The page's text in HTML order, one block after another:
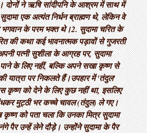
दोनों ने ऋषि सांदीपनि के आश्रम में साथ में
एक अत्यंत निर्धन ब्राह्मण थे, लेकिन वे
के परम भक्त थे। ​2. सुदामा चरित के
की कथा कई भावनात्मक पड़ावों से गुजरती
अपनी पत्नी सुशीला के आग्रह पर, सुदामा
पाने के लिए नहीं, बल्कि अपने सखा कृष्ण से
यात्रा पर निकलते हैं। ​उपहार में 'तंदुल'
कृष्ण को देने के लिए कुछ नहीं था, इसलिए
मुट्ठी भर कच्चे चावल (तंदुल) ले गए।
कृष्ण को पता चला कि उनका मित्र सुदामा
पैर उन्हें लेने दौड़े। उन्होंने सुदामा के पैर